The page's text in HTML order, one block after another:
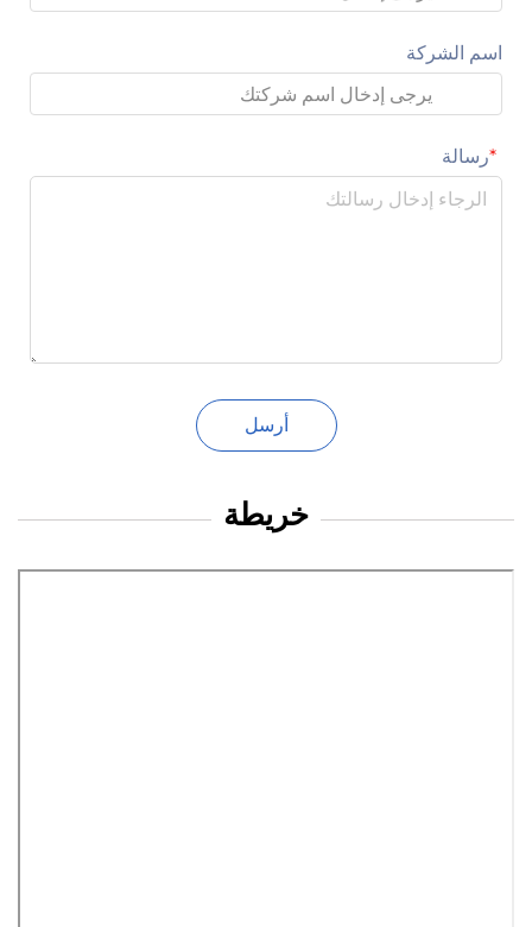
اسم الشركة
رسالة
أرسل
خريطة